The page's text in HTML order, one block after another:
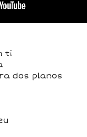
ti
dos planos